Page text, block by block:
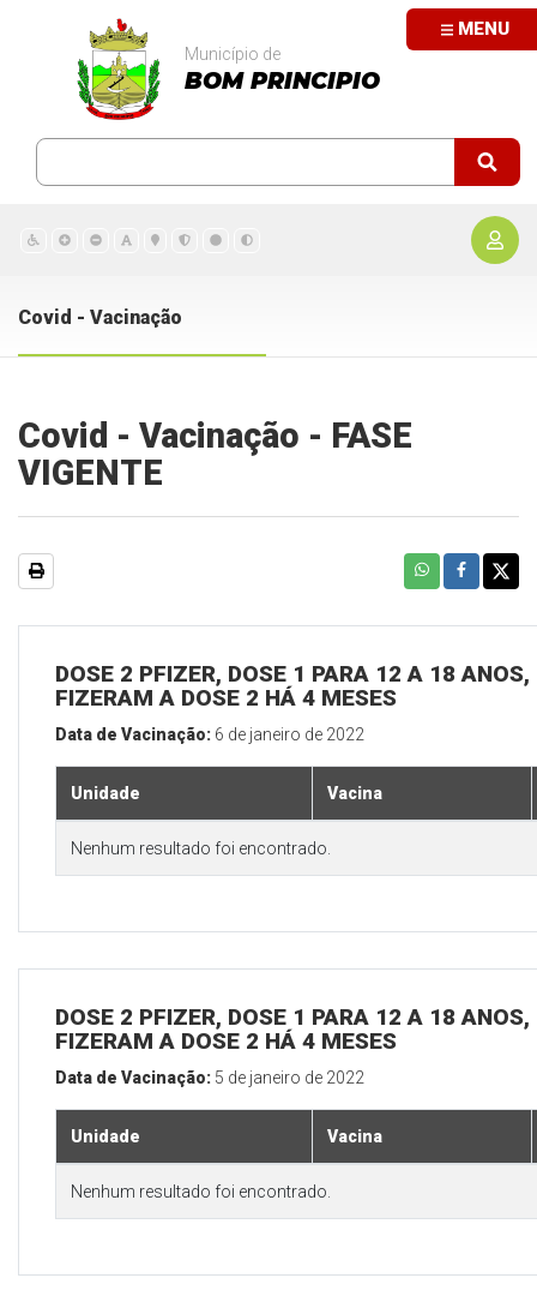
MENU
Município de
BOM PRINCIPIO
Covid - Vacinação
Covid - Vacinação - FASE
VIGENTE
DOSE 2 PFIZER, DOSE 1 PARA 12 A 18
FIZERAM A DOSE 2 HÁ 4 MESES
Data de Vacinação: 6 de janeiro de 2022
Unidade Vacina
Nenhum resultado foi encontrado.
DOSE 2 PFIZER, DOSE 1 PARA 12 A 18
FIZERAM A DOSE 2 HÁ 4 MESES
Data de Vacinação: 5 de janeiro de 2022
Unidade Vacina
Nenhum resultado foi encontrado.